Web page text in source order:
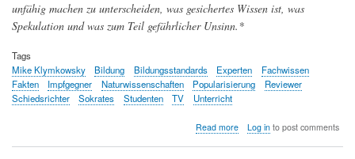
unfähig machen zu unterscheiden, was gesichertes Wissen ist, was
Spekulation und was zum Teil gefährlicher Unsinn.*
Tags
Mike Klymkowsky
Bildung Bildungsstandards Experten
Fachwissen
Fakten
Impfgegner Naturwissenschaften Popularisierung
Reviewer
Schiedsrichter
Sokrates Studenten TV Unterricht
Read moreabout
Log into post comments